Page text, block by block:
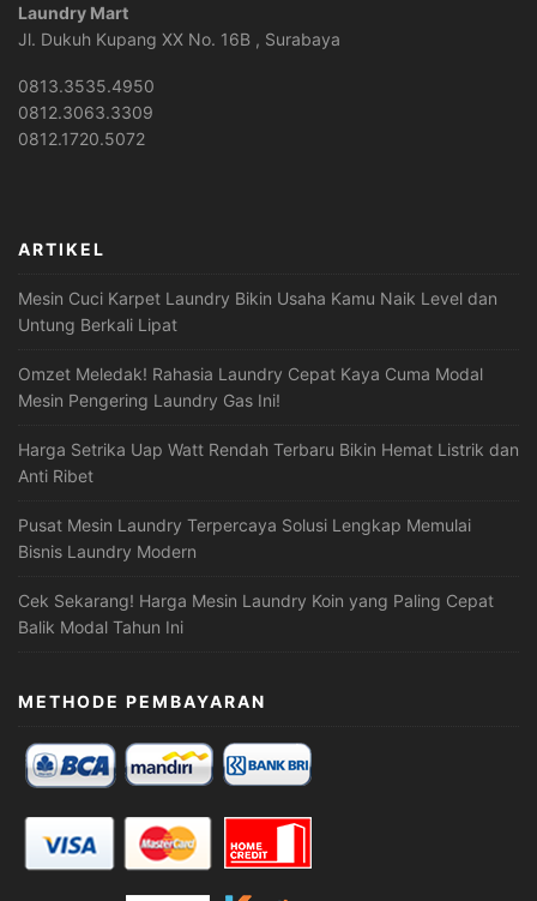
Laundry Mart
Jl. Dukuh Kupang XX No. 16B , Surabaya
0813.3535.4950
0812.3063.3309
0812.1720.5072
ARTIKEL
Mesin Cuci Karpet Laundry Bikin Usaha Kamu Naik Level dan
Untung Berkali Lipat
Omzet Meledak! Rahasia Laundry Cepat Kaya Cuma Modal
Mesin Pengering Laundry Gas Ini!
Harga Setrika Uap Watt Rendah Terbaru Bikin Hemat Listrik dan
Anti Ribet
Pusat Mesin Laundry Terpercaya Solusi Lengkap Memulai
Bisnis Laundry Modern
Cek Sekarang! Harga Mesin Laundry Koin yang Paling Cepat
Balik Modal Tahun Ini
METHODE PEMBAYARAN